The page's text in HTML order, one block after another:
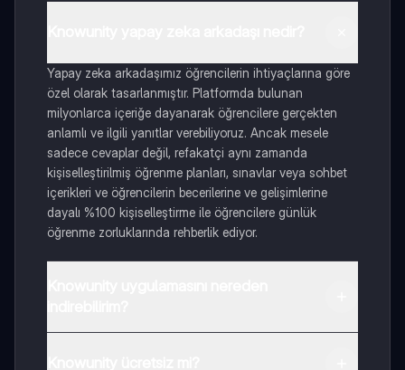
Yapay zeka arkadaşımız öğrencilerin ihtiyaçlarına göre
özel olarak tasarlanmıştır. Platformda bulunan
milyonlarca içeriğe dayanarak öğrencilere gerçekten
anlamlı ve ilgili yanıtlar verebiliyoruz. Ancak mesele
sadece cevaplar değil, refakatçi aynı zamanda
kişiselleştirilmiş öğrenme planları, sınavlar veya sohbet
içerikleri ve öğrencilerin becerilerine ve gelişimlerine
dayalı %100 kişiselleştirme ile öğrencilere günlük
öğrenme zorluklarında rehberlik ediyor.